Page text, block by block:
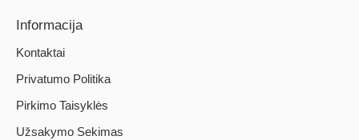
Informacija
Kontaktai
Privatumo Politika
Pirkimo Taisyklės
Užsakymo Sekimas